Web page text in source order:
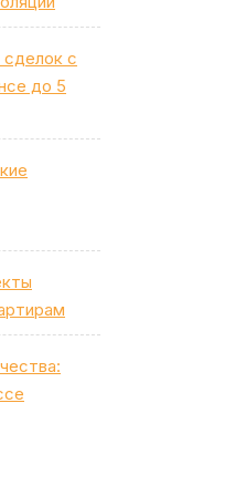
с
до 5